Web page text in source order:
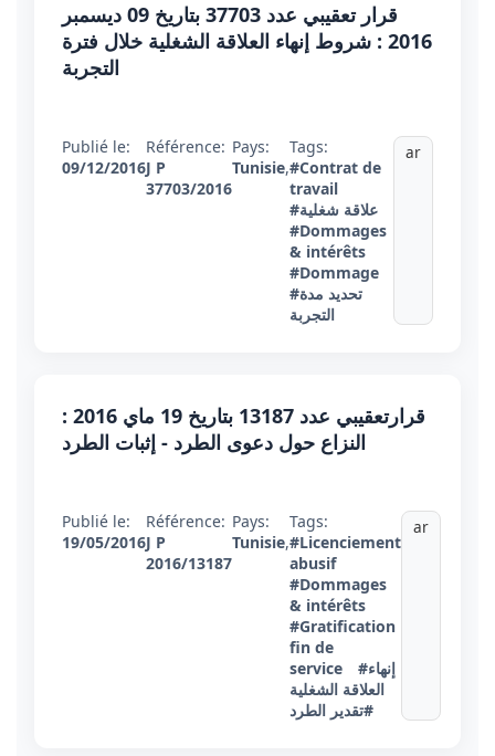
قرار تعقيبي عدد 37703 بتاريخ 09 ديسمبر
2016 : شروط إنهاء العلاقة الشغلية خلال فترة
التجربة
Publié le:
09/12/2016
Référence:
J P
37703/2016
Pays:
Tunisie,
Tags:
#Contrat de
travail
#علاقة شغلية
#Dommages
& intérêts
#Dommage
#تحديد مدة
التجربة
ar
قرارتعقيبي عدد 13187 بتاريخ 19 ماي 2016 :
النزاع حول دعوى الطرد - إثبات الطرد
Publié le:
19/05/2016
Référence:
J P
2016/13187
Pays:
Tunisie,
Tags:
#Licenciement
abusif
#Dommages
& intérêts
#Gratification
fin de
service
#إنهاء
العلاقة الشغلية
#تقدير الطرد
ar